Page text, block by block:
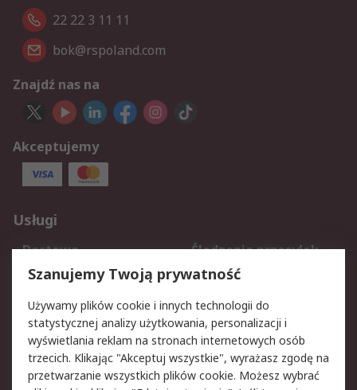
22 22 3 11 11
bok@rspoland.com
Znajdź nas na
Akceptujemy
Usługi
Dostawa
Śledzenie przesyłek
Reklamacje i zwroty
Rejestracja
Aspekty prawne
Bezpieczeństwo e-
maila
Polityka dotycząca
plików cookie
Szanujemy Twoją prywatność
Używamy plików cookie i innych technologii do
statystycznej analizy użytkowania, personalizacji i
wyświetlania reklam na stronach internetowych osób
trzecich. Klikając "Akceptuj wszystkie", wyrażasz zgodę na
przetwarzanie wszystkich plików cookie. Możesz wybrać